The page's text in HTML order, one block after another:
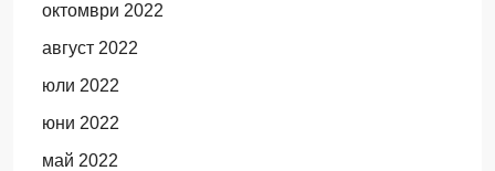
октомври 2022
август 2022
юли 2022
юни 2022
май 2022